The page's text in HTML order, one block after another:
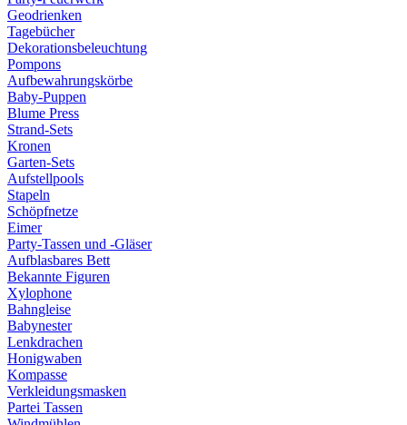
Geodrienken
Tagebücher
Dekorationsbeleuchtung
Pompons
Aufbewahrungskörbe
Baby-Puppen
Blume Press
Strand-Sets
Kronen
Garten-Sets
Aufstellpools
Stapeln
Schöpfnetze
Eimer
Party-Tassen und -Gläser
Aufblasbares Bett
Bekannte Figuren
Xylophone
Bahngleise
Babynester
Lenkdrachen
Honigwaben
Kompasse
Verkleidungsmasken
Partei Tassen